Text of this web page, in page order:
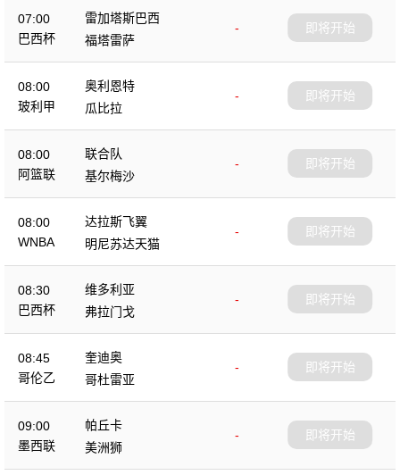
07:00
巴西杯
雷加塔斯巴西
-
福塔雷萨
即将开始
08:00
玻利甲
奥利恩特
-
瓜比拉
即将开始
08:00
阿篮联
联合队
-
基尔梅沙
即将开始
08:00
WNBA
达拉斯飞翼
-
明尼苏达天猫
即将开始
08:30
巴西杯
维多利亚
-
弗拉门戈
即将开始
08:45
哥伦乙
奎迪奥
-
哥杜雷亚
即将开始
09:00
墨西联
帕丘卡
-
美洲狮
即将开始